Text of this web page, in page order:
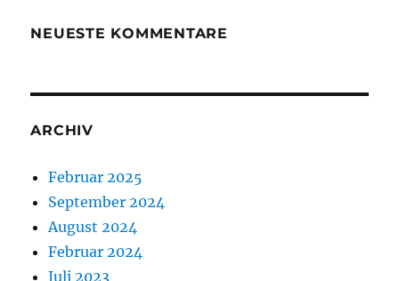
NEUESTE KOMMENTARE
ARCHIV
Februar 2025
September 2024
August 2024
Februar 2024
Juli 2023